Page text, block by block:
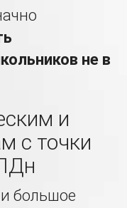
не в
и
с точки
большое